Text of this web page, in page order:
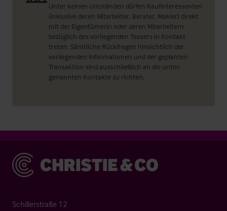
Unter keinen Umständen dürfen Kaufinteressenten
(inklusive deren Mitarbeiter, Berater, Makler) direkt
mit der Eigentümerin oder deren Mitarbeitern
bezüglich des vorliegenden Teasers in Kontakt
treten. Sämtliche Rückfragen hinsichtlich der
vorliegenden Informationen und der geplanten
Transaktion sind ausschließlich an die unten
genannten Kontakte zu richten.
Christie & Co
Schillerstraße 12